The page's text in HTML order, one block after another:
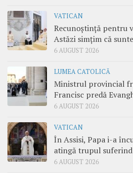
VATICAN
Recunoștință pentru
Astăzi simțim că
6 AUGUST 2026
LUMEA CATOLICĂ
Ministrul provincial
Francisc predă
6 AUGUST 2026
VATICAN
În Assisi, Papa i-a
atingă trupul
6 AUGUST 2026